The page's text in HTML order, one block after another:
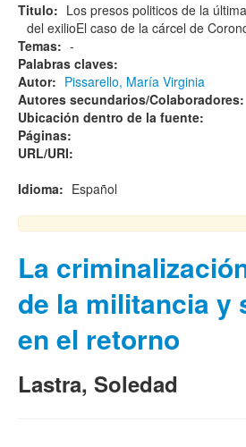
Titulo: Los presos politicos de la
del exilioEl caso de la cárcel de
Temas: -
Palabras claves:
Autor: Pissarello, María Virginia
Autores secundarios/Colaboradores:
Ubicación dentro de la fuente:
Páginas:
URL/URI:
Idioma: Español
La
de la militancia y
en el retorno
Lastra, Soledad